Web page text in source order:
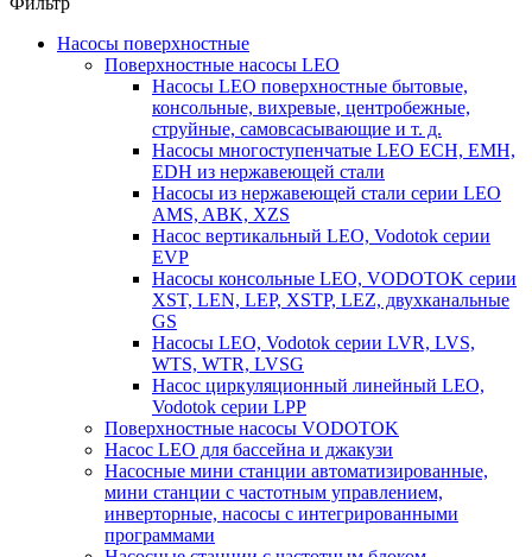
Насосы поверхностные
Поверхностные насосы LEO
Насосы LEO поверхностные бытовые,
консольные, вихревые, центробежные,
струйные, самовсасывающие и т. д.
Насосы многоступенчатые LEO ECH, EMH,
EDH из нержавеющей стали
Насосы из нержавеющей стали серии LEO
AMS, ABK, XZS
Насос вертикальный LEO, Vodotok серии
EVP
Насосы консольные LEO, VODOTOK серии
XST, LEN, LEP, XSTP, LEZ, двухканальные
GS
Насосы LEO, Vodotok серии LVR, LVS,
WTS, WTR, LVSG
Насос циркуляционный линейный LEO,
Vodotok серии LPP
Поверхностные насосы VODOTOK
Насос LEO для бассейна и джакузи
Насосные мини станции автоматизированные,
мини станции с частотным управлением,
инверторные, насосы с интегрированными
программами